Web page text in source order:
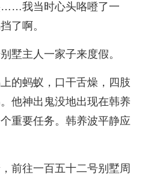
……我当时心头咯噔了一
了啊。
墅主人一家子来度假。
的蚂蚁，口干舌燥，四肢
他神出鬼没地出现在韩养
重要任务。韩养波平静应
前往一百五十二号别墅周